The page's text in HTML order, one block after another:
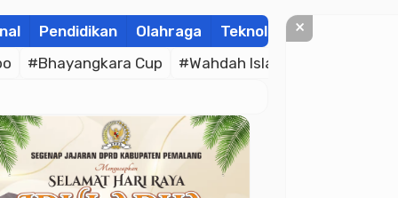
Pendidikan Olahraga Teknologi
#Bhayangkara Cup #Wahdah Islamiyah
×